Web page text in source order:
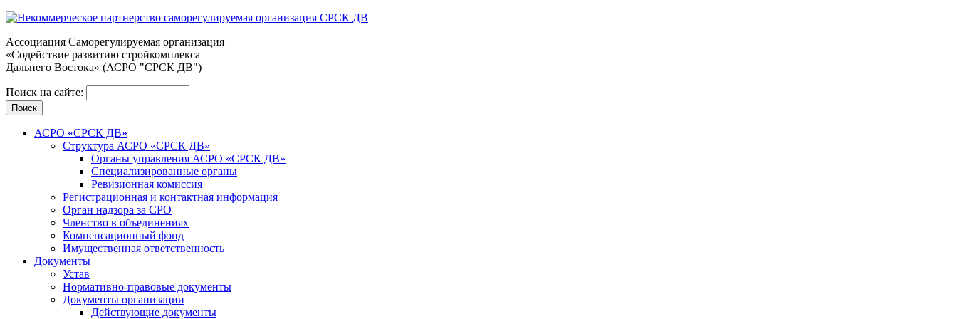
Ассоциация Cаморегулируемая организация
«Содействие развитию стройкомплекса
Дальнего Востока» (АСРО "СРСК ДВ")
Поиск на сайте:
АСРО «СРСК ДВ»
Структура АСРО «СРСК ДВ»
Органы управления АСРО «СРСК ДВ»
Специализированные органы
Ревизионная комиссия
Регистрационная и контактная информация
Орган надзора за СРО
Членство в объединениях
Компенсационный фонд
Имущественная ответственность
Документы
Устав
Нормативно-правовые документы
Документы организации
Действующие документы